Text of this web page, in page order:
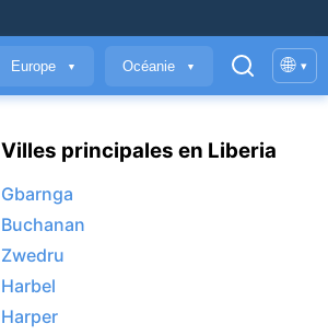
Europe ▼ Océanie ▼ 🌐 ▾
Villes principales en Liberia
Gbarnga
Buchanan
Zwedru
Harbel
Harper